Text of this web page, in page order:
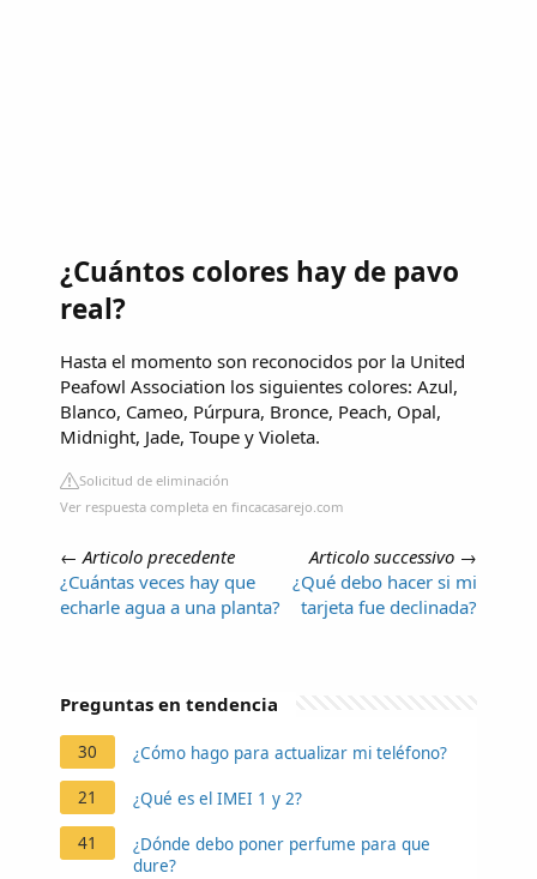
¿Cuántos colores hay de pavo
real?
Hasta el momento son reconocidos por la United
Peafowl Association los siguientes colores: Azul,
Blanco, Cameo, Púrpura, Bronce, Peach, Opal,
Midnight, Jade, Toupe y Violeta.
Solicitud de eliminación
Ver respuesta completa en fincacasarejo.com
←Articolo precedente
¿Cuántas veces hay que
echarle agua a una planta?
Articolo successivo →
¿Qué debo hacer si mi
tarjeta fue declinada?
Preguntas en tendencia
30 ¿Cómo hago para actualizar mi teléfono?
21 ¿Qué es el IMEI 1 y 2?
41
¿Dónde debo poner perfume para que
dure?